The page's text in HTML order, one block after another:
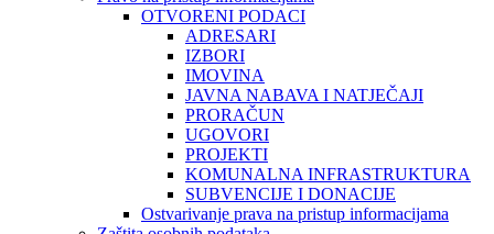
OTVORENI PODACI
ADRESARI
IZBORI
IMOVINA
JAVNA NABAVA I NATJEČAJI
PRORAČUN
UGOVORI
PROJEKTI
KOMUNALNA INFRASTRUKTURA
SUBVENCIJE I DONACIJE
Ostvarivanje prava na pristup informacijama